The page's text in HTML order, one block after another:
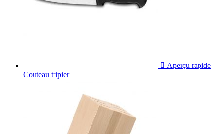
 Aperçu rapide
Couteau tripier